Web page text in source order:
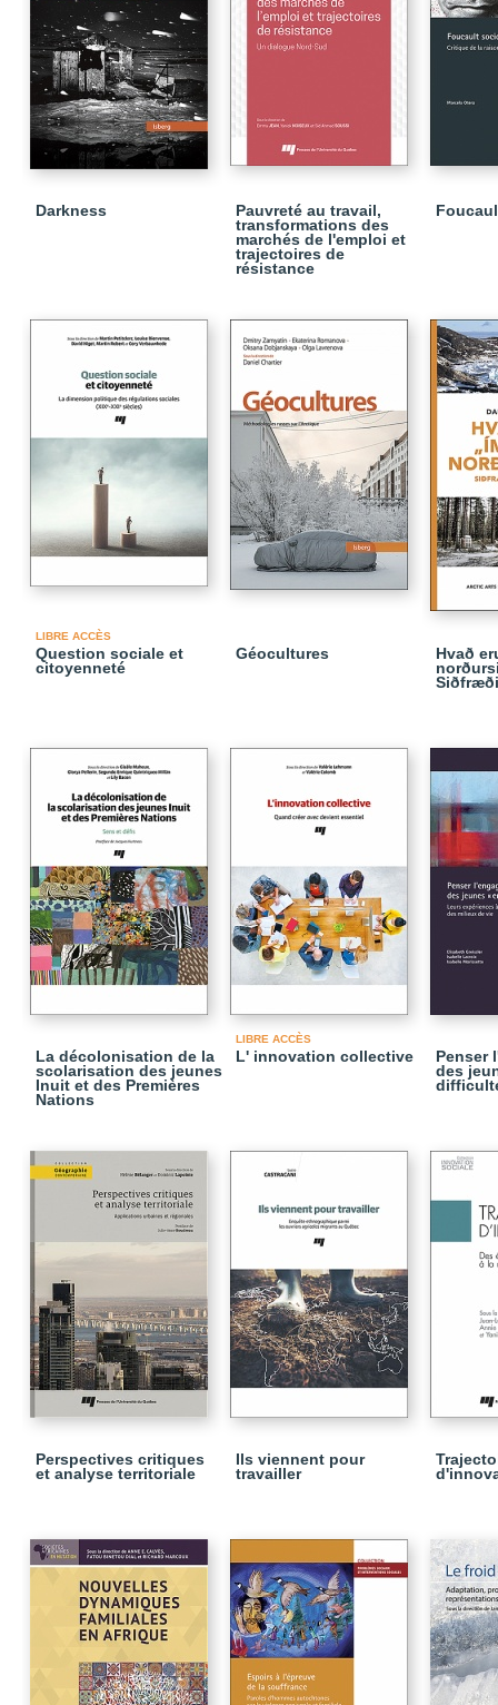
Darkness
Pauvreté au travail,
transformations des
marchés de l'emploi et
trajectoires de
résistance
LIBRE ACCÈS
Question sociale et
citoyenneté
Géocultures
Hvað
La décolonisation de la
scolarisation des jeunes
Inuit et des Premières
Nations
LIBRE ACCÈS
L' innovation collective
Penser
des
Perspectives critiques
et analyse territoriale
Ils viennent pour
travailler